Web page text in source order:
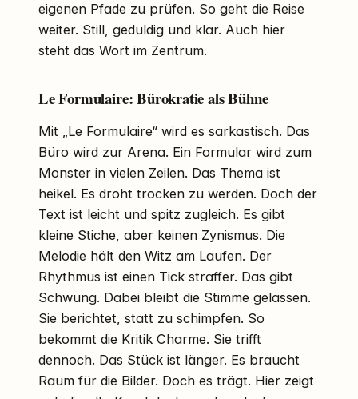
eigenen Pfade zu prüfen. So geht die Reise
weiter. Still, geduldig und klar. Auch hier
steht das Wort im Zentrum.
Le Formulaire: Bürokratie als Bühne
Mit „Le Formulaire“ wird es sarkastisch. Das
Büro wird zur Arena. Ein Formular wird zum
Monster in vielen Zeilen. Das Thema ist
heikel. Es droht trocken zu werden. Doch der
Text ist leicht und spitz zugleich. Es gibt
kleine Stiche, aber keinen Zynismus. Die
Melodie hält den Witz am Laufen. Der
Rhythmus ist einen Tick straffer. Das gibt
Schwung. Dabei bleibt die Stimme gelassen.
Sie berichtet, statt zu schimpfen. So
bekommt die Kritik Charme. Sie trifft
dennoch. Das Stück ist länger. Es braucht
Raum für die Bilder. Doch es trägt. Hier zeigt